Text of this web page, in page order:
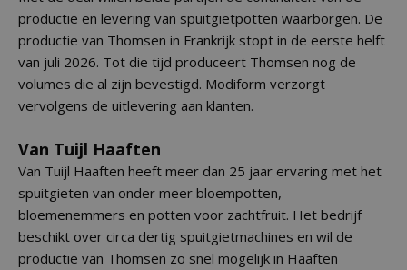
productie en levering van spuitgietpotten waarborgen. De
productie van Thomsen in Frankrijk stopt in de eerste helft
van juli 2026. Tot die tijd produceert Thomsen nog de
volumes die al zijn bevestigd. Modiform verzorgt
vervolgens de uitlevering aan klanten.
Van Tuijl Haaften
Van Tuijl Haaften heeft meer dan 25 jaar ervaring met het
spuitgieten van onder meer bloempotten,
bloemenemmers en potten voor zachtfruit. Het bedrijf
beschikt over circa dertig spuitgietmachines en wil de
productie van Thomsen zo snel mogelijk in Haaften